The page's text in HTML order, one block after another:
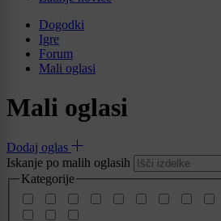
Dogodki
Igre
Forum
Mali oglasi
Mali oglasi
Dodaj oglas
Iskanje po malih oglasih
Kategorije